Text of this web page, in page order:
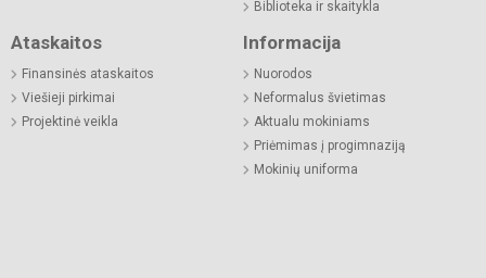
Biblioteka ir skaitykla
Ataskaitos
Finansinės ataskaitos
Viešieji pirkimai
Projektinė veikla
Informacija
Nuorodos
Neformalus švietimas
Aktualu mokiniams
Priėmimas į progimnaziją
Mokinių uniforma